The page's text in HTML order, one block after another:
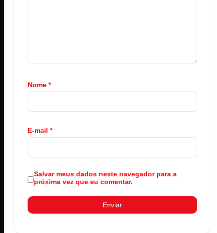
Nome *
E-mail *
Salvar meus dados neste navegador para a
próxima vez que eu comentar.